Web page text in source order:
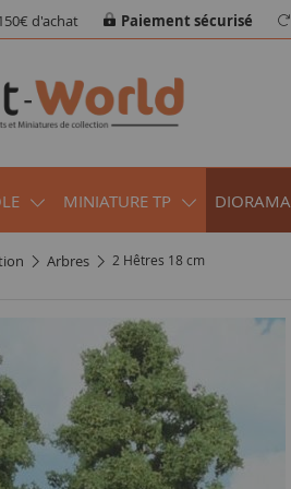
d'achat Paiement sécurisé
MINIATURE TP DIORAMA
arbres 2 Hêtres 18 cm